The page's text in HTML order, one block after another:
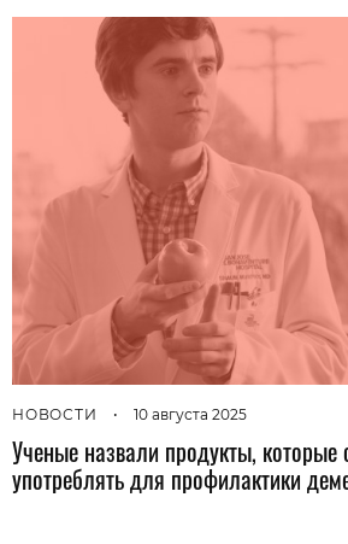
НОВОСТИ • 10 августа 2025
Ученые назвали продукты, которые
употреблять для профилактики